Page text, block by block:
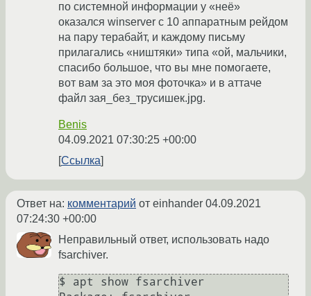
по системной информации у «неё»
оказался winserver с 10 аппаратным рейдом
на пару терабайт, и каждому письму
прилагались «ништяки» типа «ой, мальчики,
спасибо большое, что вы мне помогаете,
вот вам за это моя фоточка» и в аттаче
файл зая_без_трусишек.jpg.
Benis
04.09.2021 07:30:25 +00:00
Ссылка
Ответ на: комментарий от einhander 04.09.2021
07:24:30 +00:00
Неправильный ответ, использовать надо
fsarchiver.
$ apt show fsarchiver